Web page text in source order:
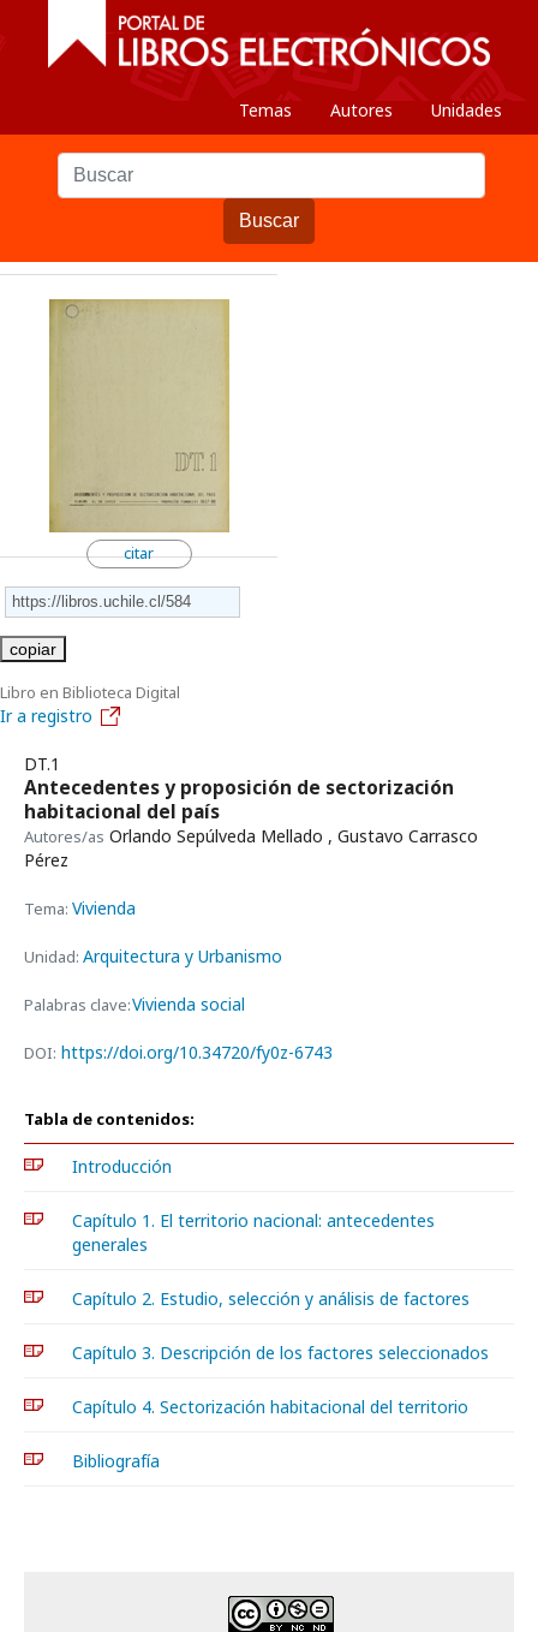
Temas Autores Unidades
Buscar
citar
copiar
Libro en Biblioteca Digital
Ir a registro
DT.1
Antecedentes y proposición de sectorización
habitacional del país
Autores/as Orlando Sepúlveda Mellado , Gustavo Carrasco
Pérez
Tema: Vivienda
Unidad: Arquitectura y Urbanismo
Palabras clave:Vivienda social
DOI: https://doi.org/10.34720/fy0z-6743
Tabla de contenidos:
Introducción
Capítulo 1. El territorio nacional: antecedentes
generales
Capítulo 2. Estudio, selección y análisis de factores
Capítulo 3. Descripción de los factores seleccionados
Capítulo 4. Sectorización habitacional del territorio
Bibliografía